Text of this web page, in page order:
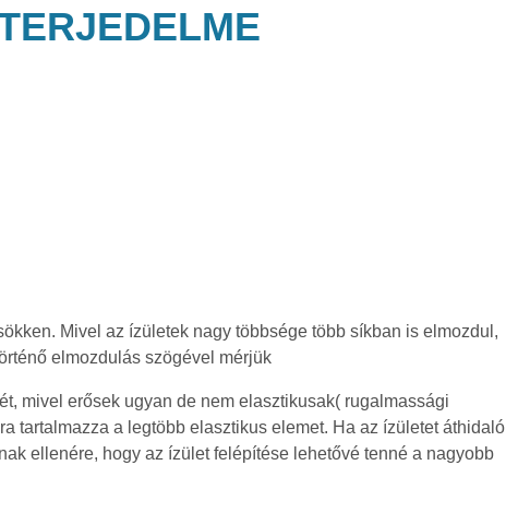
Mivel az ízületek nagy többsége több síkban is elmozdul,
elmozdulás szögével mérjük
mivel erősek ugyan de nem elasztikusak( rugalmassági
tartalmazza a legtöbb elasztikus elemet. Ha az ízületet áthidaló
ellenére, hogy az ízület felépítése lehetővé tenné a nagyobb